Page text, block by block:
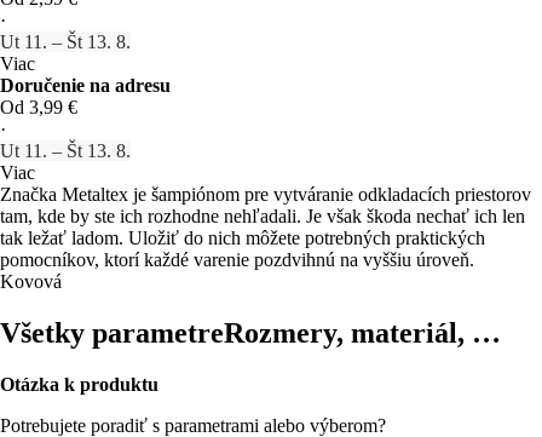
·
Ut 11. – Št 13. 8.
Viac
Doručenie na adresu
Od 3,99 €
·
Ut 11. – Št 13. 8.
Viac
Značka Metaltex je šampiónom pre vytváranie odkladacích priestorov
tam, kde by ste ich rozhodne nehľadali. Je však škoda nechať ich len
tak ležať ladom. Uložiť do nich môžete potrebných praktických
pomocníkov, ktorí každé varenie pozdvihnú na vyššiu úroveň.
Kovová
Všetky parametreRozmery, materiál, …
Otázka k produktu
Potrebujete poradiť s parametrami alebo výberom?